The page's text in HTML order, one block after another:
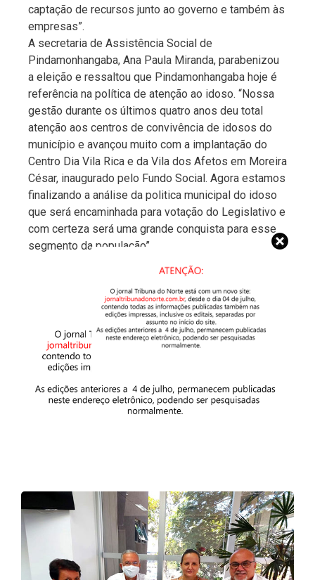
captação de recursos junto ao governo e também às
empresas”.
A secretaria de Assistência Social de
Pindamonhangaba, Ana Paula Miranda, parabenizou
a eleição e ressaltou que Pindamonhangaba hoje é
referência na política de atenção ao idoso. “Nossa
gestão durante os últimos quatro anos deu total
atenção aos centros de convivência de idosos do
município e avançou muito com a implantação do
Centro Dia Vila Rica e da Vila dos Afetos em Moreira
César, inaugurado pelo Fundo Social. Agora estamos
finalizando a análise da politica municipal do idoso
que será encaminhada para votação do Legislativo e
com certeza será uma grande conquista para esse
segmento da população”.